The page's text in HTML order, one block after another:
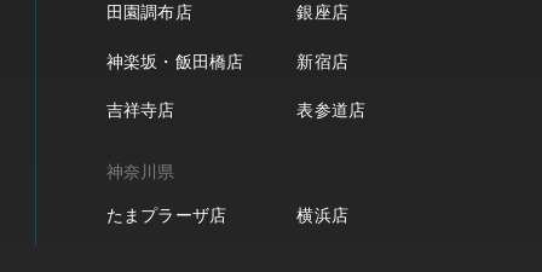
田園調布店 銀座店
神楽坂・飯田橋店 新宿店
吉祥寺店 表参道店
神奈川県
たまプラーザ店 横浜店